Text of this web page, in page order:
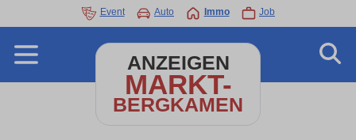
Event Auto Immo Job
ANZEIGEN
MARKT-
BERGKAMEN